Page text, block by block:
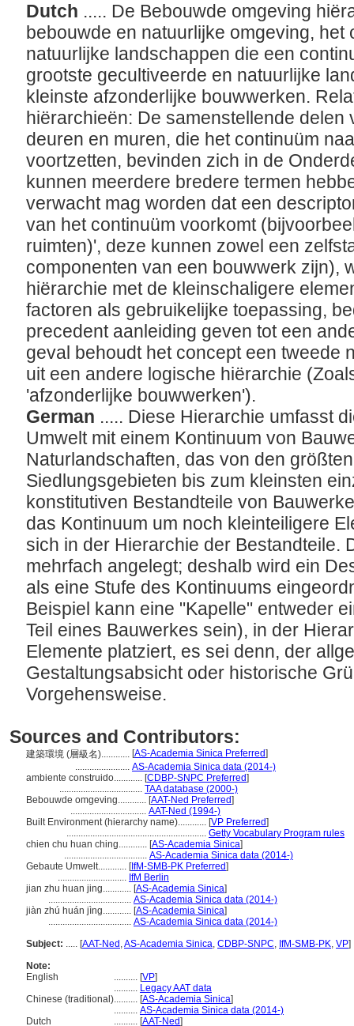
Dutch ..... De Bebouwde omgeving
bebouwde en natuurlijke omgeving, het
natuurlijke landschappen die een
grootste gecultiveerde en natuurlijke
kleinste afzonderlijke bouwwerken.
hiërarchieën: De samenstellende delen
deuren en muren, die het continuüm
voortzetten, bevinden zich in de
kunnen meerdere bredere termen
verwacht mag worden dat een
van het continuüm voorkomt
ruimten)', deze kunnen zowel een
componenten van een bouwwerk zijn),
hiërarchie met de kleinschaligere
factoren als gebruikelijke toepassing,
precedent aanleiding geven tot een
geval behoudt het concept een tweede
uit een andere logische hiërarchie
'afzonderlijke bouwwerken').
German ..... Diese Hierarchie umfasst
Umwelt mit einem Kontinuum von
Naturlandschaften, das von den
Siedlungsgebieten bis zum kleinsten
konstitutiven Bestandteile von
das Kontinuum um noch kleinteiligere
sich in der Hierarchie der Bestandteile.
mehrfach angelegt; deshalb wird ein
als eine Stufe des Kontinuums
Beispiel kann eine "Kapelle" entweder
Teil eines Bauwerkes sein), in der
Elemente platziert, es sei denn, der
Gestaltungsabsicht oder historische
Vorgehensweise.
Sources and Contributors:
建築環境 (層級名)............ [AS-Academia Sinica Preferred]
....................... AS-Academia Sinica data (2014-)
ambiente construido............ [CDBP-SNPC Preferred]
................................... TAA database (2000-)
Bebouwde omgeving............ [AAT-Ned Preferred]
................................ AAT-Ned (1994-)
Built Environment (hierarchy name)............ [VP Preferred]
........................................................... Getty Vocabulary Program rules
chien chu huan ching............ [AS-Academia Sinica]
................................... AS-Academia Sinica data (2014-)
Gebaute Umwelt............ [IfM-SMB-PK Preferred]
............................. IfM Berlin
jian zhu huan jing............ [AS-Academia Sinica]
................................... AS-Academia Sinica data (2014-)
jiàn zhú huán jìng............ [AS-Academia Sinica]
................................... AS-Academia Sinica data (2014-)
Subject: ..... [AAT-Ned ,AS-Academia Sinica, CDBP-SNPC, IfM-SMB-PK, VP]
Note:
English
.......... [VP]
.......... Legacy AAT data
Chinese (traditional).......... [AS-Academia Sinica]
.......... AS-Academia Sinica data (2014-)
Dutch
.......... [AAT-Ned]